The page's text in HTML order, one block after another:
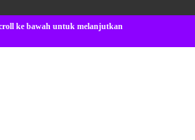
ke bawah untuk melanjutkan